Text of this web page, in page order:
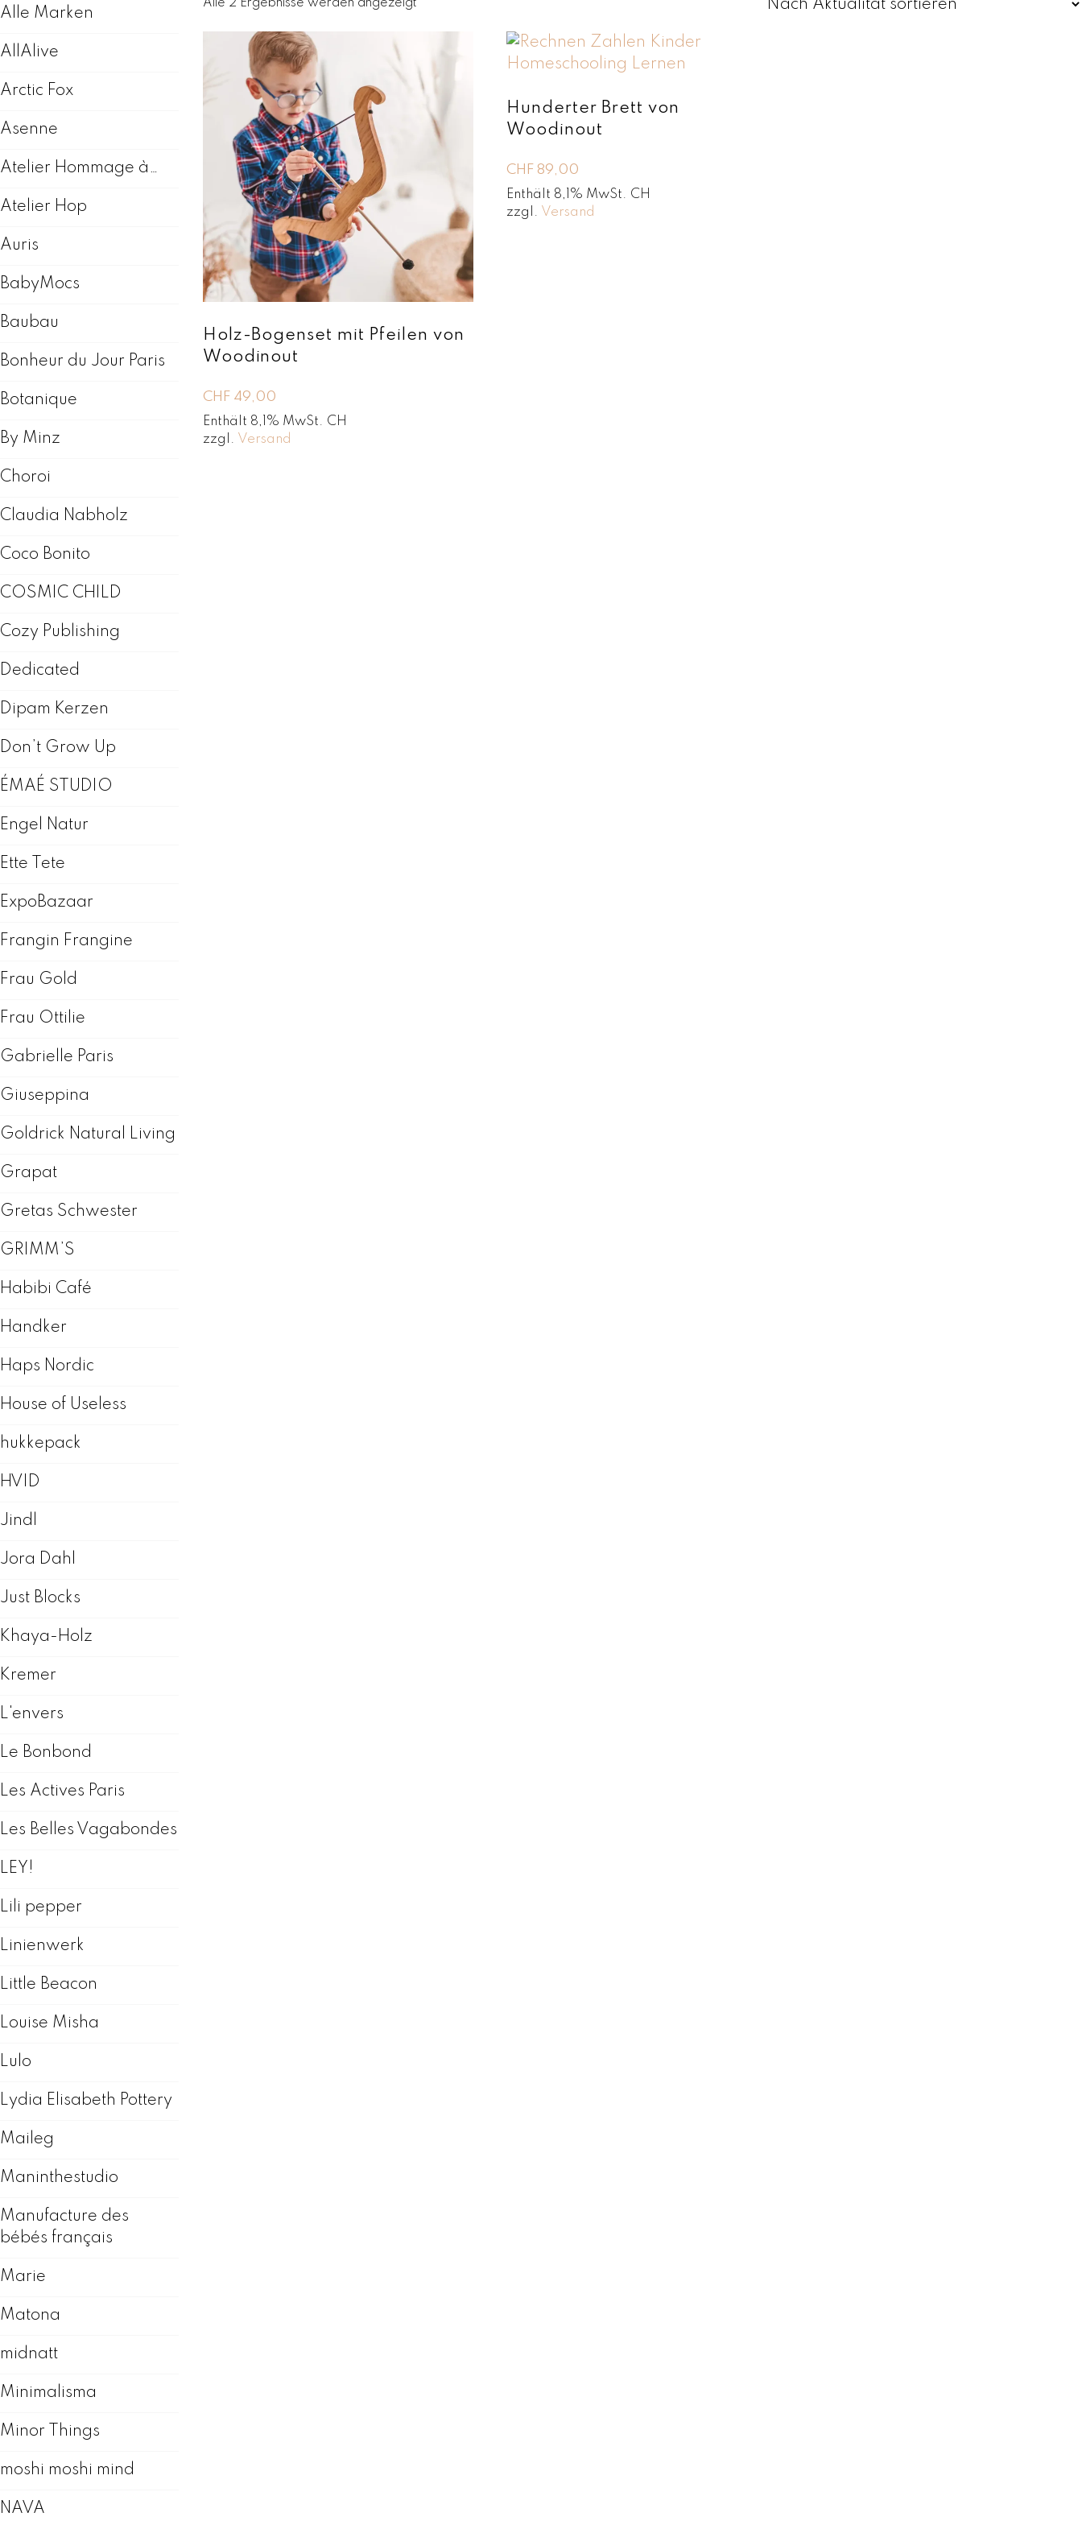
Alle 2 Ergebnisse werden angezeigt
A
k
s
r
t
r
Holz-Bogenset mit Pfeilen von
Woodinout
CHF 49,00
Enthält 8,1% MwSt. CH
zzgl. Versand
Hunderter Brett von
Woodinout
CHF 89,00
Enthält 8,1% MwSt. CH
zzgl. Versand
Alle Marken
AllAlive
Arctic Fox
Asenne
Atelier Hommage à…
Atelier Hop
Auris
BabyMocs
Baubau
Bonheur du Jour Paris
Botanique
By Minz
Choroi
Claudia Nabholz
Coco Bonito
COSMIC CHILD
Cozy Publishing
Dedicated
Dipam Kerzen
Don’t Grow Up
ÉMAÉ STUDIO
Engel Natur
Ette Tete
ExpoBazaar
Frangin Frangine
Frau Gold
Frau Ottilie
Gabrielle Paris
Giuseppina
Goldrick Natural Living
Grapat
Gretas Schwester
GRIMM’S
Habibi Café
Handker
Haps Nordic
House of Useless
hukkepack
HVID
Jindl
Jora Dahl
Just Blocks
Khaya-Holz
Kremer
L'envers
Le Bonbond
Les Actives Paris
Les Belles Vagabondes
LEY!
Lili pepper
Linienwerk
Little Beacon
Louise Misha
Lulo
Lydia Elisabeth Pottery
Maileg
Maninthestudio
Manufacture des
bébés français
Marie
Matona
midnatt
Minimalisma
Minor Things
moshi moshi mind
NAVA